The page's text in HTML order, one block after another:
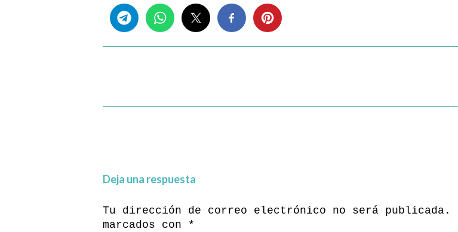
Deja una respuesta
Tu dirección de correo electrónico no será publicada.
marcados con *